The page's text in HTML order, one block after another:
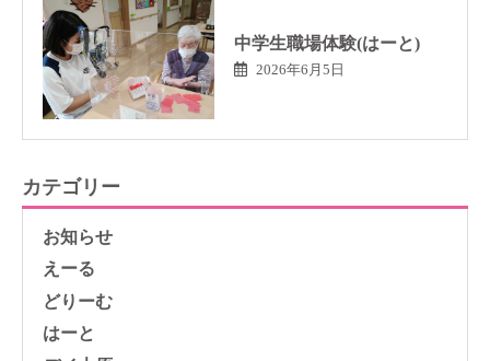
中学生職場体験(はーと)
2026年6月5日
カテゴリー
お知らせ
えーる
どりーむ
はーと